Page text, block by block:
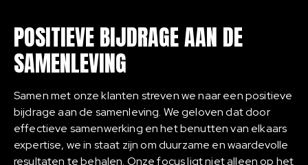
POSITIEVE BIJDRAGE AAN DE
SAMENLEVING
Samen met onze klanten streven we naar een positieve
bijdrage aan de samenleving. We geloven dat door
effectieve samenwerking en het benutten van elkaars
expertise, we in staat zijn om duurzame en waardevolle
resultaten te behalen. Onze focus ligt niet alleen op het